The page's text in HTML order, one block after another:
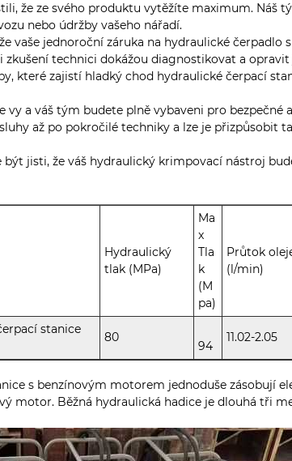
že ze svého produktu vytěžíte maximum. Náš
nebo údržby vašeho nářadí.
vaše jednoroční záruka na hydraulické čerpadlo
technici dokážou diagnostikovat a
které zajistí hladký chod hydraulické čerpací
a váš tým budete plně vybaveni pro bezpečné
až po pokročilé techniky a lze je přizpůsobit
jisti, že váš hydraulický krimpovací nástroj
Hydraulický
tlak (MPa)
Ma
x
Tla
k
(M
pa)
Průtok
(l/min)
stanice
80
94
11.02-2.05
s benzínovým motorem jednoduše zásobují
motor. Běžná hydraulická hadice je dlouhá tři